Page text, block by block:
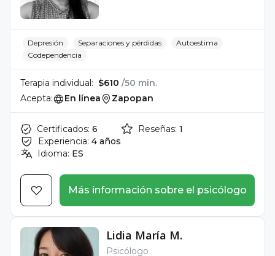
Depresión Separaciones y pérdidas
Autoestima
Codependencia
Terapia individual: $610 /50 min.
Acepta:
En línea Zapopan
Certificados: 6
Experiencia: 4 años
Idioma: ES
Reseñas: 1
Más información sobre el psicólogo
Lidia María M.
Psicólogo